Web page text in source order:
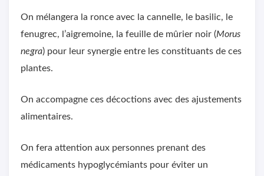
On mélangera la ronce avec la cannelle, le basilic, le
fenugrec, l’aigremoine, la feuille de mûrier noir (Morus
negra) pour leur synergie entre les constituants de ces
plantes.
On accompagne ces décoctions avec des ajustements
alimentaires.
On fera attention aux personnes prenant des
médicaments hypoglycémiants pour éviter un